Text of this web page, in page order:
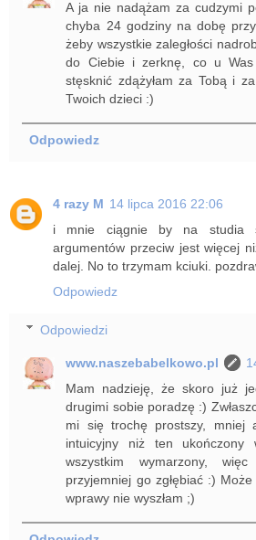
A ja nie nadążam za cudzymi
chyba 24 godziny na dobę
żeby wszystkie zaległości
do Ciebie i zerknę, co u
stęsknić zdążyłam za Tobą i
Twoich dzieci :)
Odpowiedz
4 razy M 14 lipca 2016 22:06
i mnie ciągnie by na studia
argumentów przeciw jest więcej
dalej. No to trzymam kciuki.
Odpowiedz
Odpowiedzi
www.naszebabelkowo.pl
Mam nadzieję, że skoro już
drugimi sobie poradzę :)
mi się trochę prostszy, mniej
intuicyjny niż ten
wszystkim wymarzony,
przyjemniej go zgłębiać :)
wprawy nie wyszłam ;)